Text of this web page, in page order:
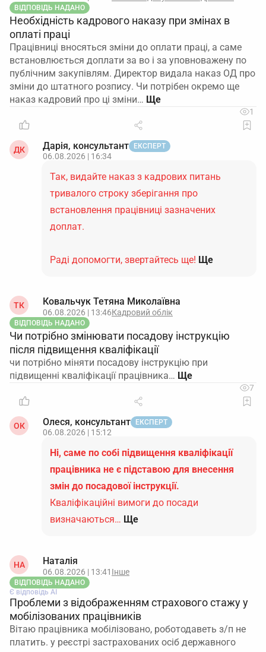
ВІДПОВІДЬ НАДАНО
Необхідність кадрового наказу при змінах в
оплаті праці
Працівниці вносяться зміни до оплати праці, а саме
встановлюється доплати за во і за уповноважену по
публічним закупівлям. Директор видала наказ ОД про
зміни до штатного розпису. Чи потрібен окремо ще
наказ кадровий про ці зміни…
1
ДК Дарія, консультант ЕКСПЕРТ
06.08.2026 | 16:34
Так, видайте наказ з кадрових питань
тривалого строку зберігання про
встановлення працівниці зазначених
доплат.
Раді допомогти, звертайтесь ще! Ще
ТК Ковальчук Тетяна Миколаївна
06.08.2026 | 13:46Кадровий облік
ВІДПОВІДЬ НАДАНО
Чи потрібно змінювати посадову інструкцію
після підвищення кваліфікації
чи потрібно міняти посадову інструкцію при
підвищенні кваліфікації працівника…
7
ОК Олеся, консультант ЕКСПЕРТ
06.08.2026 | 15:12
Ні, саме по собі підвищення кваліфікації
працівника не є підставою для внесення
змін до посадової інструкції.
Кваліфікаційні вимоги до посади
визначаються… Ще
НА Наталія
06.08.2026 | 13:41 Інше
ВІДПОВІДЬ НАДАНО
Є відповідь АІ
Проблеми з відображенням страхового стажу у
мобілізованих працівників
Вітаю працівника мобілізовано, роботодаветь з/п не
платить. у реєстрі застрахованих осіб державного